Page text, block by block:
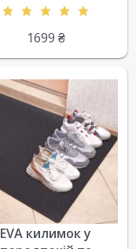
1699 ₴
EVA килимок у